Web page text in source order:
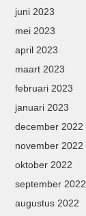
juni 2023
mei 2023
april 2023
maart 2023
februari 2023
januari 2023
december 2022
november 2022
oktober 2022
september 2022
augustus 2022